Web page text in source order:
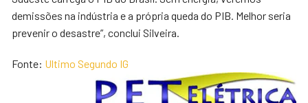
demissões na indústria e a própria queda do PIB. Melhor seria
prevenir o desastre”, conclui Silveira.
Fonte: Ultimo Segundo IG